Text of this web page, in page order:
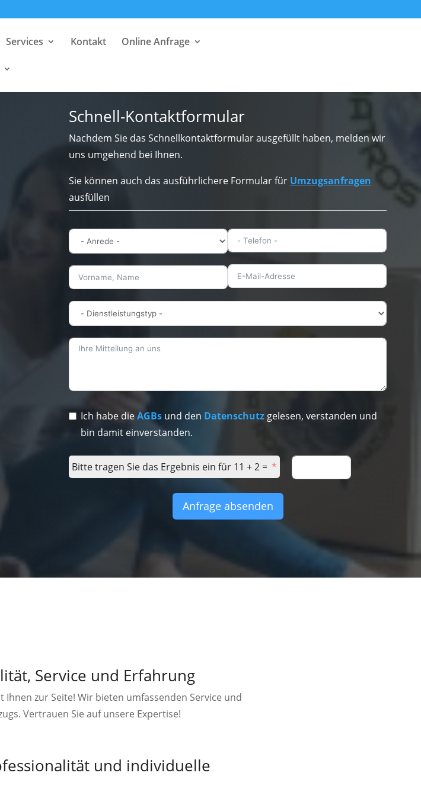
Services Kontakt Online Anfrage
Schnell-Kontaktformular
Nachdem Sie das Schnellkontaktformular ausgefüllt haben, melden wir
uns umgehend bei Ihnen.
Sie können auch das ausführlichere Formular für Umzugsanfragen
ausfüllen
Ich habe dieAGBs und den Datenschutz gelesen, verstanden und
bin damit einverstanden.
Bitte tragen Sie das Ergebnis ein für 11 + 2 =
Anfrage absenden
Service und Erfahrung
zur Seite! Wir bieten umfassenden Service und
Vertrauen Sie auf unsere Expertise!
und individuelle